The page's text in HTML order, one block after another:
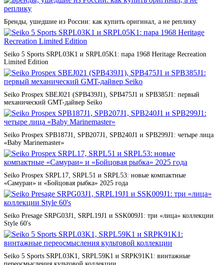
Италия в нашем каталоге представлена брендами Furla,
Moschino. От изысканных золотых украшений Salvini и
архитектурного серебра Pianegonda до революционных
технологий Pesavento и органического жемчуга Majorica —
итальянские мастера создают изделия, которые становятся
произведениями искусства на вашем запястье или шее.
Дизайнерские аксессуары для завершения
образа
Премиальные аксессуары от Davidoff, Ferrari, Nina Ricci,
Cerruti 1881 дополнят ваш стиль. Кожаные изделия ручной
работы, запонки с драгоценными камнями, браслеты из стали
и серебра — каждый аксессуар создан с вниманием к деталям
и рассчитан на годы безупречной службы. В каталоге
представлены как мужские, так и женские коллекции, а также
Почему выбирают ЛюксЗон:
✓ Официальное партнерство — прямые контракты с
производителями исключают подделки
✓ Два шоурума— в Москве и Самаре можно примерить
любую модель перед покупкой
✓ Расширенная гарантия— от 2 до 25 лет в зависимости от
бренда
Бренды, ушедшие из России: как купить оригинал, а не реплику
Seiko 5 Sports SRPL03K1 и SRPL05K1: пара 1968 Heritage Recreation
Limited Edition
Seiko Prospex SBEJ021 (SPB439J1), SPB475J1 и SPB385J1: первый
механический GMT-дайвер Seiko
Seiko Prospex SPB187J1, SPB207J1, SPB240J1 и SPB299J1: четыре лица
«Baby Marinemaster»
Seiko Prospex SRPL17, SRPL51 и SRPL53: новые компактные
«Самураи» и «Бойцовая рыбка» 2025 года
Seiko Presage SRPG03J1, SRPL19J1 и SSK009J1: три «лица» коллекции
Style 60's
Seiko 5 Sports SRPL03K1, SRPL59K1 и SRPK91K1: винтажные